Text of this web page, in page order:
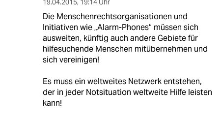
19.04.2015, 19:14 Uhr
Die Menschenrechtsorganisationen und
Initiativen wie „Alarm-Phones“ müssen sich
ausweiten, künftig auch andere Gebiete für
hilfesuchende Menschen mitübernehmen und
sich vereinigen!
Es muss ein weltweites Netzwerk entstehen,
der in jeder Notsituation weltweite Hilfe leisten
kann!